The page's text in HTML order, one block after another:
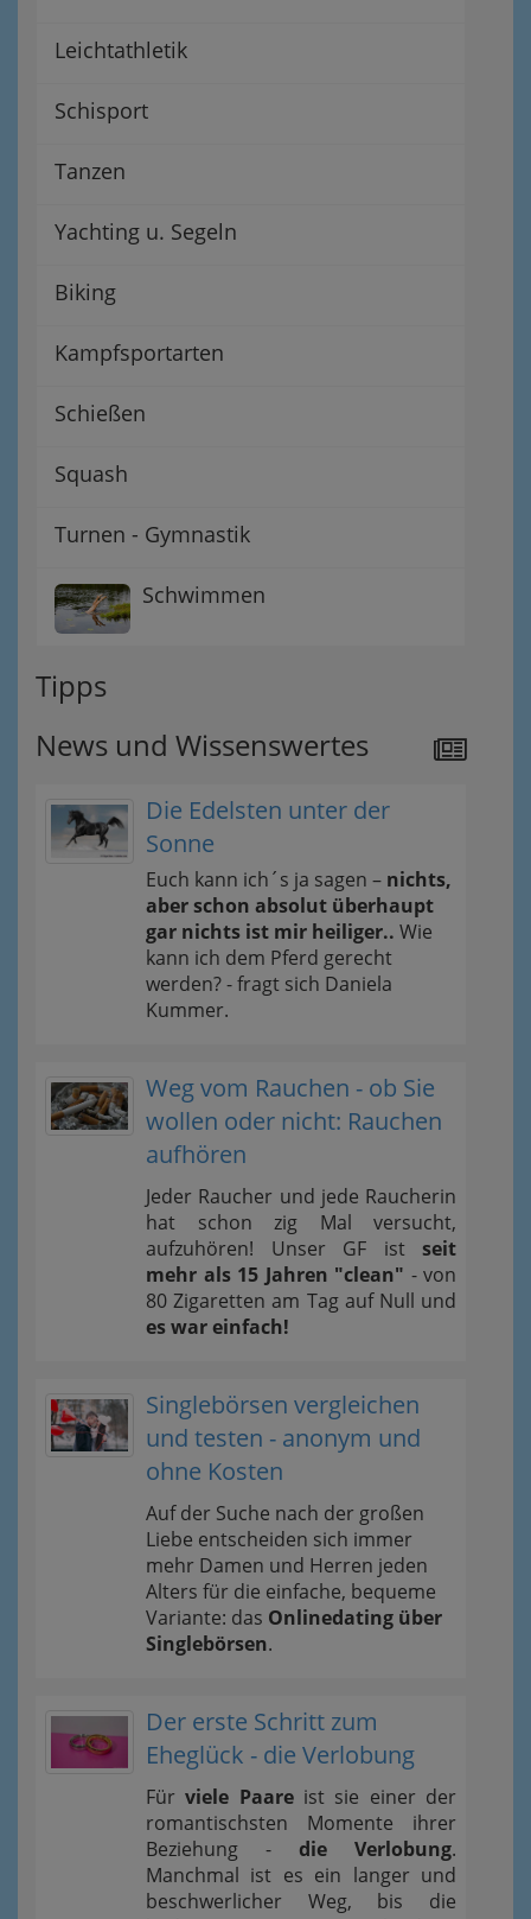
Leichtathletik
Schisport
Tanzen
Yachting u. Segeln
Biking
Kampfsportarten
Schießen
Squash
Turnen - Gymnastik
Schwimmen
Tipps
News und Wissenswertes
Die Edelsten unter der
Sonne
Euch kann ich´s ja sagen – nichts,
aber schon absolut überhaupt
gar nichts ist mir heiliger.. Wie
kann ich dem Pferd gerecht
werden? - fragt sich Daniela
Kummer.
Weg vom Rauchen - ob Sie
wollen oder nicht: Rauchen
aufhören
Jeder Raucher und jede Raucherin
hat schon zig Mal versucht,
aufzuhören! Unser GF ist seit
mehr als 15 Jahren "clean" - von
80 Zigaretten am Tag auf Null und
es war einfach!
Singlebörsen vergleichen
und testen - anonym und
ohne Kosten
Auf der Suche nach der großen
Liebe entscheiden sich immer
mehr Damen und Herren jeden
Alters für die einfache, bequeme
Variante: das Onlinedating über
Singlebörsen.
Der erste Schritt zum
Eheglück - die Verlobung
Fürviele Paareist sie einer der
romantischsten Momente ihrer
Beziehung - die Verlobung.
Manchmal ist es ein langer und
beschwerlicher Weg, bis die